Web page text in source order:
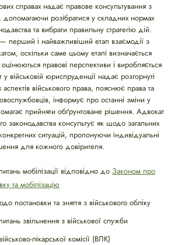
справах надає правове консультування з
допомагаючи розібратися у складних нормах
та вибрати правильну стратегію дій.
перший і найважливіший етап взаємодії з
оскільки саме цьому етапі визначається
правові перспективи і виробляється
військовій юриспруденції надає розгорнуті
аспектів військового права, пояснює права та
інформує про останні зміни у
прийняти обґрунтоване рішення. Адвокат
законодавства консультує як щодо загальних
ситуацій, пропонуючи індивідуальні
для кожного довірителя.
мобілізації відповідно до Законом про
та мобілізацію
постановки та зняття з військового обліку
звільнення з військової служби
лікарської комісії (ВЛК)